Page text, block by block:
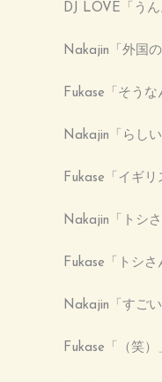
DJ LOVE「うん
Nakajin「外国
Fukase「そうな
Nakajin「らし
Fukase「イギ
Nakajin「トシさ
Fukase「トシ
Nakajin「すご
Fukase「（笑）